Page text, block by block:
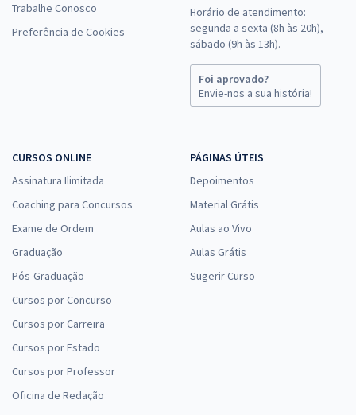
Trabalhe Conosco
Preferência de Cookies
Horário de atendimento:
segunda a sexta (8h às 20h),
sábado (9h às 13h).
Foi aprovado?
Envie-nos a sua história!
CURSOS ONLINE
Assinatura Ilimitada
Coaching para Concursos
Exame de Ordem
Graduação
Pós-Graduação
Cursos por Concurso
Cursos por Carreira
Cursos por Estado
Cursos por Professor
Oficina de Redação
PÁGINAS ÚTEIS
Depoimentos
Material Grátis
Aulas ao Vivo
Aulas Grátis
Sugerir Curso